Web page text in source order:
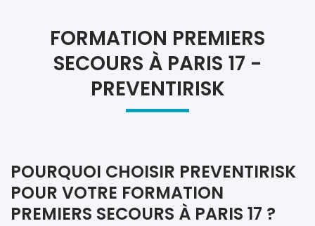
FORMATION PREMIERS
SECOURS À PARIS 17 -
PREVENTIRISK
POURQUOI CHOISIR PREVENTIRISK
POUR VOTRE FORMATION
PREMIERS SECOURS À PARIS 17 ?